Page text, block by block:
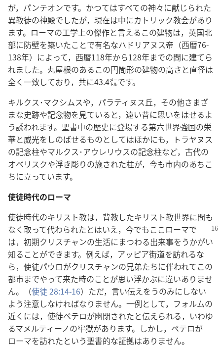
が，パンテオンです。かつてはすべての神々に献じられた
異教徒の神殿でしたが，現在は中にカトリック教会があり
ます。ローマの工学上の傑作と言えるこの建物は，英国北
部に防壁を築いたことで有名なハドリアヌス帝（西暦76-
138年）によって，西暦118年から128年までの間に建てら
れました。丸屋根のあるこの円筒形の建物の高さと直径は
全く一致しており，共に43.4㍍です。
キルクス･マクシムスや，パラティヌス丘，その他さまざ
まな史跡や記念物を見ていると，遠い昔に思いをはせるよ
う誘われます。聖書中の歴史に登場する第六世界強国の栄
華と威光をしのばせるものとしてはほかにも，トラヤヌス
の記念柱やマルクス･アウレリウスの記念柱など，古代の
オベリスクや浮き彫りの施された柱が，今も市内のあちこ
ちに立っています。
使徒時代のローマ
使徒時代のキリスト教は，背教したキリスト教世界に間も
なく取って代わられたとはいえ， 今でもここローマで
は，初期クリスチャンの生活にまつわる出来事をうかがい
知ることができます。例えば，アッピア街道を訪れるな
ら，使徒パウロがクリスチャンの兄弟たちに伴われてこの
都市までやって来た時のことが思い浮かぶに違いありませ
ん。（使徒 28:14-16）ただ，言い伝えをうのみにしない
よう注意しなければなりません。一例として，フォルムの
近くには，使徒ペテロが幽閉されたと伝えられる，いわゆ
るマメルティーノの牢獄があります。しかし，ペテロが
ローマを訪れたという聖書的な証拠はありません。